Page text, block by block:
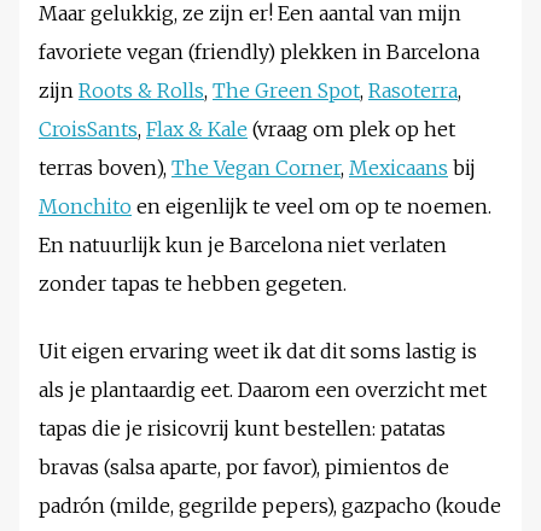
Maar gelukkig, ze zijn er! Een aantal van mijn
favoriete vegan (friendly) plekken in Barcelona
zijn Roots & Rolls, The Green Spot, Rasoterra,
CroisSants, Flax & Kale (vraag om plek op het
terras boven), The Vegan Corner, Mexicaans bij
Monchito en eigenlijk te veel om op te noemen.
En natuurlijk kun je Barcelona niet verlaten
zonder tapas te hebben gegeten.
Uit eigen ervaring weet ik dat dit soms lastig is
als je plantaardig eet. Daarom een overzicht met
tapas die je risicovrij kunt bestellen: patatas
bravas (salsa aparte, por favor), pimientos de
padrón (milde, gegrilde pepers), gazpacho (koude